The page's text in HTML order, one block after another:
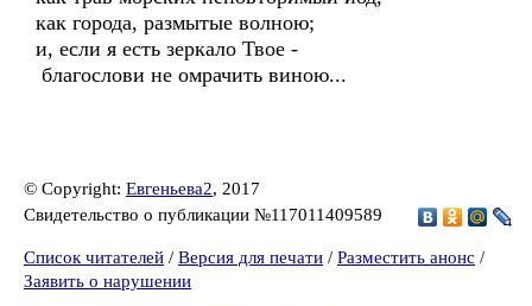
как города, размытые волною;
и, если я есть зеркало Твое -
благослови не омрачить виною...
© Copyright: Евгеньева2, 2017
Свидетельство о публикации №117011409589
Список читателей / Версия для печати / Разместить анонс /
Заявить о нарушении